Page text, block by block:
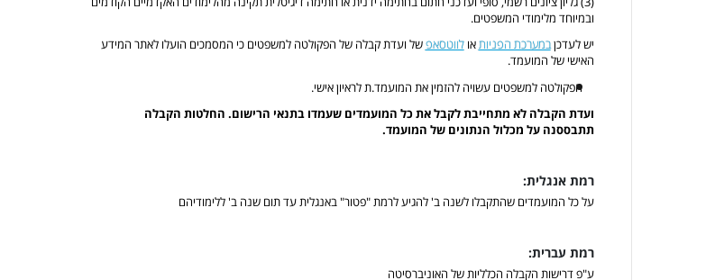
ובמיוחד מלימודי המשפטים.
יש לעדכןבמערכת הפניותאולווטסאפשל ועדת קבלה של הפקולטה למשפטים כי המסמכים הועלו לאתר המידע
האישי של המועמד.
הפקולטה למשפטים עשויה להזמין את המועמד.ת לראיון אישי.
ועדת הקבלה לא מתחייבת לקבל את כל המועמדים שעמדו בתנאי הרישום. החלטות הקבלה
תתבססנה על מכלול הנתונים של המועמד.
רמת אנגלית:
על כל המועמדים שהתקבלו לשנה ב' להגיע לרמת "פטור" באנגלית עד תום שנה ב' ללימודיהם
רמת עברית:
ע"פ דרישות הקבלה הכלליות של האוניברסיטה